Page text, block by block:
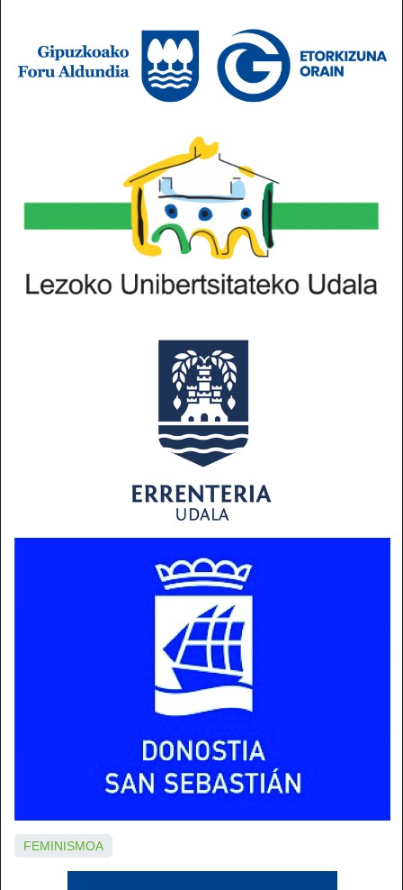
FEMINISMOA